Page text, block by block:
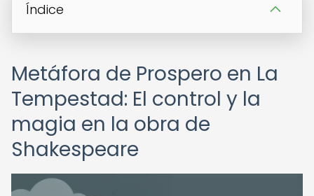
Índice
Metáfora de Prospero en La
Tempestad: El control y la
magia en la obra de
Shakespeare